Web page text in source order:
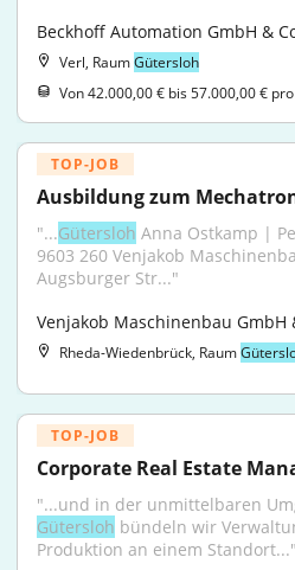
Beckhoff Automation GmbH &
Verl, RaumGütersloh
Von 42.000,00 € bis 57.000,00 €
TOP-JOB
Ausbildung zum
"...Gütersloh Anna Ostkamp |
9603 260 Venjakob
Augsburger Str..."
Venjakob Maschinenbau GmbH
Rheda-Wiedenbrück, Raum
TOP-JOB
Corporate Real Estate
Gütersloh bündeln wir
Produktion an einem Standort..."